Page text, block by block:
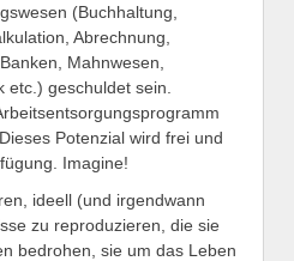
(Buchhaltung,
Abrechnung,
Mahnwesen,
geschuldet sein.
Potenzial wird frei und
Imagine!
ideell (und irgendwann
zu reproduzieren, die sie
bedrohen, sie um das Leben